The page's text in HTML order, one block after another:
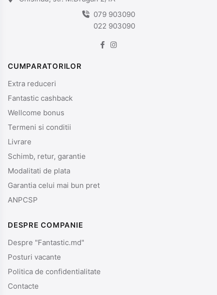
079 903090
022 903090
CUMPARATORILOR
Extra reduceri
Fantastic cashback
Wellcome bonus
Termeni si conditii
Livrare
Schimb, retur, garantie
Modalitati de plata
Garantia celui mai bun pret
ANPCSP
DESPRE COMPANIE
Despre "Fantastic.md"
Posturi vacante
Politica de confidentialitate
Contacte